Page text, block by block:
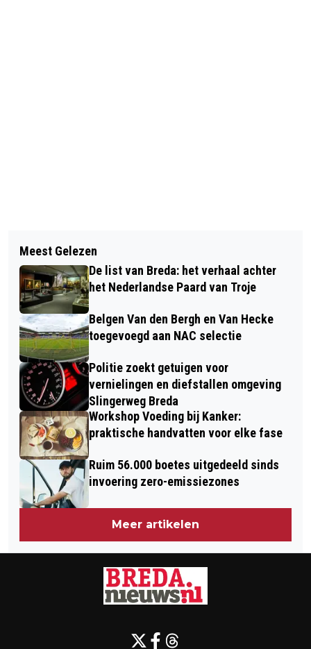
PROVINCIE NOORD-BRABANT ZET
KOERS NAAR TOEKOMSTBESTENDIG
GRONDWATERGEBRUIK
FOTOTENTOONSTELLING EÉN LIEFDE,
VELE GEZICHTEN – EEN STAD IN
BEELD IN DE GROTE KERK BREDA
Meest Gelezen
De list van Breda: het verhaal achter
het Nederlandse Paard van Troje
Belgen Van den Bergh en Van Hecke
toegevoegd aan NAC selectie
Politie zoekt getuigen voor
vernielingen en diefstallen omgeving
Slingerweg Breda
Workshop Voeding bij Kanker:
praktische handvatten voor elke fase
Ruim 56.000 boetes uitgedeeld sinds
invoering zero-emissiezones
Meer artikelen